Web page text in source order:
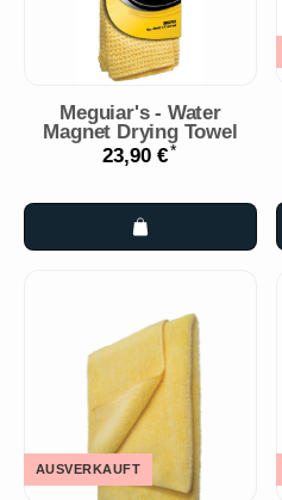
Meguiar's - Water
Magnet Drying Towel
23,90 €*
AUSVERKAUFT